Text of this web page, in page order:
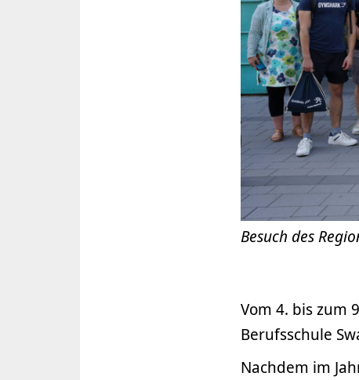
Besuch des
Vom 4. bis zum
Berufsschule
Nachdem im